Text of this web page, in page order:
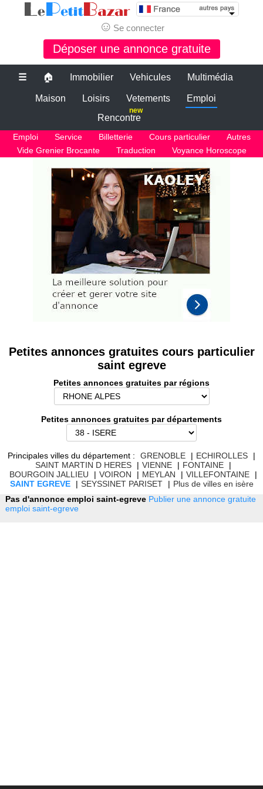
☺ Se connecter
Déposer une annonce gratuite
☰ 🏠 Immobilier Vehicules Multimédia
Maison Loisirs Vetements
Emploi
Rencontre
new
Emploi Service Billetterie Cours particulier
Autres
Vide Grenier Brocante
Traduction Voyance Horoscope
Petites annonces gratuites cours particulier
saint egreve
Petites annonces gratuites par régions
Petites annonces gratuites par départements
Principales villes du département : GRENOBLE | ECHIROLLES
|
SAINT MARTIN D HERES
| VIENNE | FONTAINE
|
BOURGOIN JALLIEU
| VOIRON | MEYLAN | VILLEFONTAINE
|
SAINT EGREVE
| SEYSSINET PARISET | Plus de villes en isère
Pas d'annonce emploi saint-egreve Publier une annonce gratuite
emploi saint-egreve